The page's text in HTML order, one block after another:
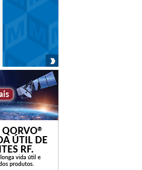
força de trabalho em outras
simplificação de processos no
de ocorrência
Serpro